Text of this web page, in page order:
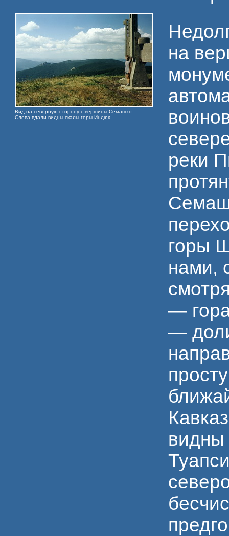
Вид на северную сторону с вершины Семашхо.
Слева вдали видны скалы горы Индюк
на
реки
горы
нами,
—
—
видны